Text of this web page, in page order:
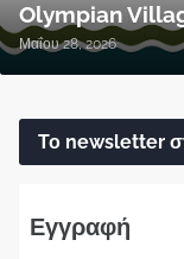
Olympian
Μαΐου 28, 2026
Το newsletter
Εγγραφή